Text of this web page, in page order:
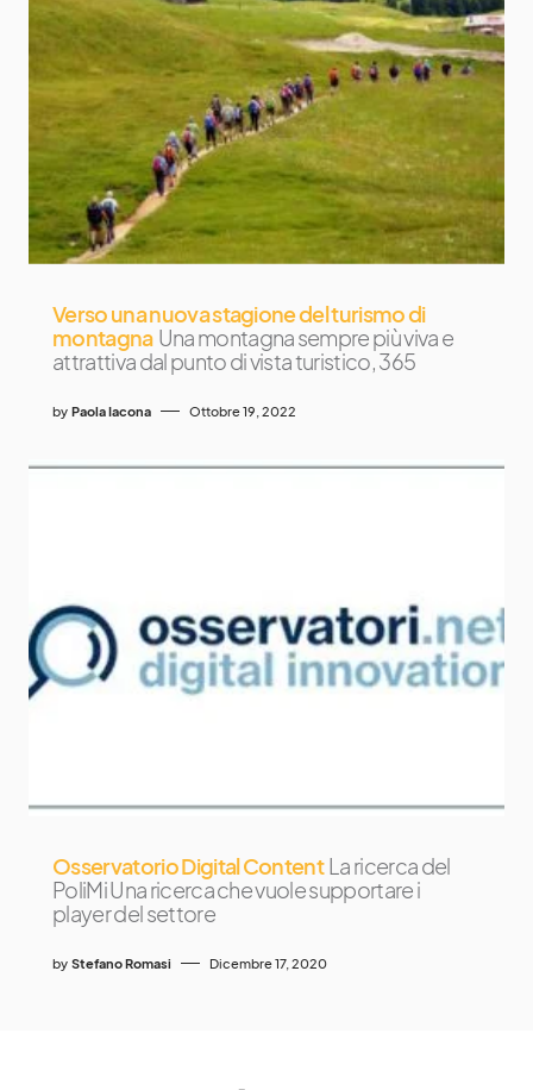
Verso una nuova stagione del turismo di
montagna Una montagna sempre più viva e
attrattiva dal punto di vista turistico, 365
by Paola Iacona Ottobre 19, 2022
Osservatorio Digital Content La ricerca del
PoliMi Una ricerca che vuole supportare i
player del settore
by Stefano Romasi Dicembre 17, 2020